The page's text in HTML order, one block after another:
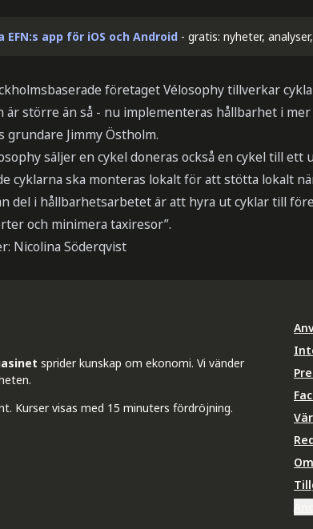
EFN:s app för iOS och Android - gratis: nyheter,
företaget Vélosophy tillverkar
är större än så - nu implementeras hållbarhet i
grundare Jimmy Östholm.
säljer en cykel doneras också en cykel till ett
cyklarna ska monteras lokalt för att stötta lokalt
del i hållbarhetsarbetet är att hyra ut cyklar till
och minimera taxiresor”.
Nicolina Söderqvist
sprider kunskap om ekonomi. Vi vänder
Kurser visas med 15 minuters fördröjning.